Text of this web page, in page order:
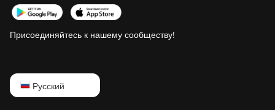
Присоединяйтесь к нашему сообществу!
Русский
English